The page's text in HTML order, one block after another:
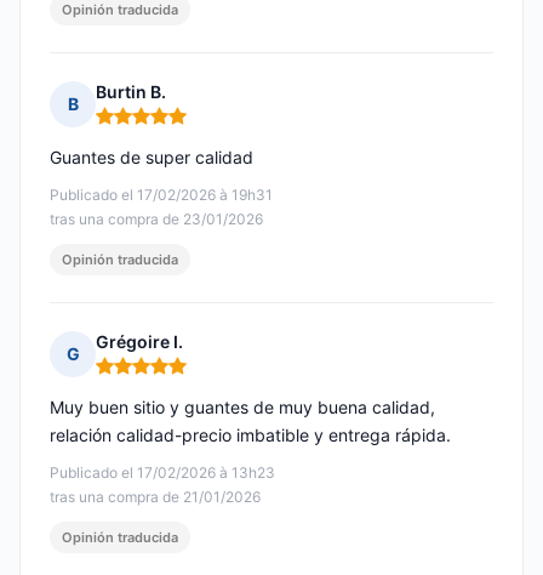
Opinión traducida
B
Burtin B.
Nota: 5 de 5
Publicado el 17/02/2026 à 19h31
tras una compra de 23/01/2026
Guantes de super calidad
Opinión traducida
G
Grégoire I.
Nota: 5 de 5
Publicado el 17/02/2026 à 13h23
tras una compra de 21/01/2026
Muy buen sitio y guantes de muy buena calidad,
relación calidad-precio imbatible y entrega rápida.
Opinión traducida